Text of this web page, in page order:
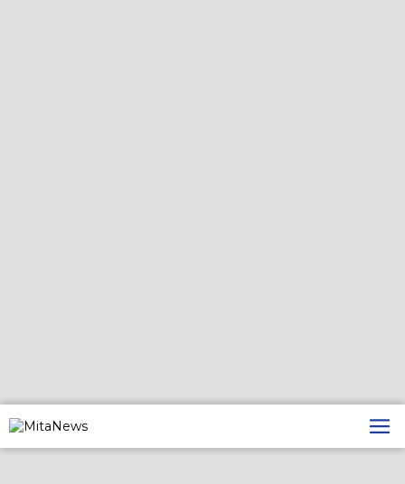
ke
konten